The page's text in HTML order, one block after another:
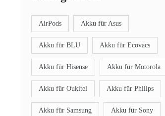
AirPods Akku für Asus
Akku für BLU Akku für Ecovacs
Akku für Hisense Akku für Motorola
Akku für Oukitel Akku für Philips
Akku für Samsung Akku für Sony